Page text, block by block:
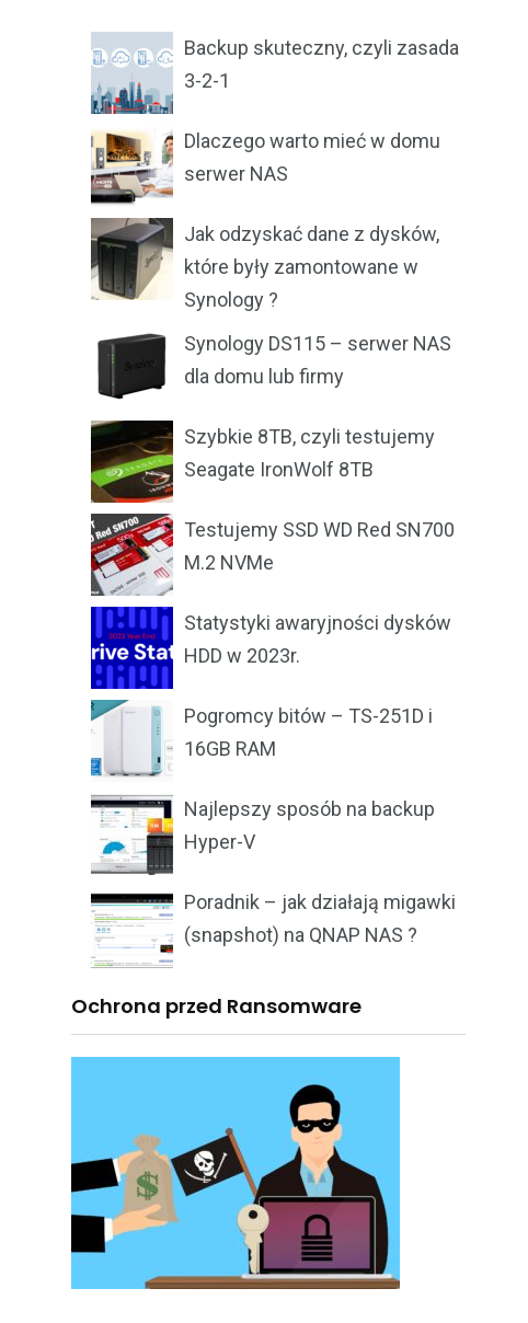
Backup skuteczny, czyli zasada
3-2-1
Dlaczego warto mieć w domu
serwer NAS
Jak odzyskać dane z dysków,
które były zamontowane w
Synology ?
Synology DS115 – serwer NAS
dla domu lub firmy
Szybkie 8TB, czyli testujemy
Seagate IronWolf 8TB
Testujemy SSD WD Red SN700
M.2 NVMe
Statystyki awaryjności dysków
HDD w 2023r.
Pogromcy bitów – TS-251D i
16GB RAM
Najlepszy sposób na backup
Hyper-V
Poradnik – jak działają migawki
(snapshot) na QNAP NAS ?
Ochrona przed Ransomware